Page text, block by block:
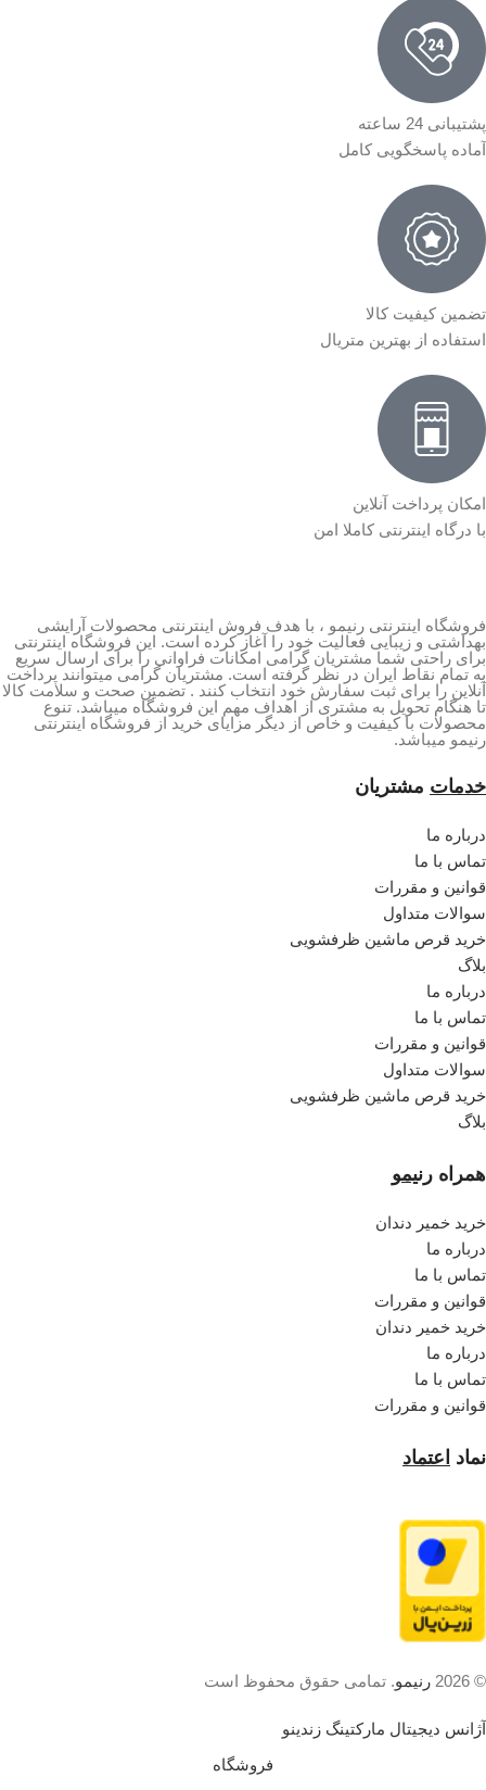
پشتیبانی 24 ساعته
آماده پاسخگویی کامل
تضمین کیفیت کالا
استفاده از بهترین متریال
امکان پرداخت آنلاین
با درگاه اینترنتی کاملا امن
فروشگاه اینترنتی رنیمو ، با هدف فروش اینترنتی محصولات آرایشی
بهداشتی و زیبایی فعالیت خود را آغاز کرده است. این فروشگاه اینترنتی
برای راحتی شما مشتریان گرامی امکانات فراوانی را برای ارسال سریع
به تمام نقاط ایران در نظر گرفته است. مشتریان گرامی میتوانند پرداخت
آنلاین را برای ثبت سفارش خود انتخاب کنند . تضمین صحت و سلامت کالا
تا هنگام تحویل به مشتری از اهداف مهم این فروشگاه میباشد. تنوع
محصولات با کیفیت و خاص از دیگر مزایای خرید از فروشگاه اینترنتی
رنیمو میباشد.
خدمات مشتریان
درباره ما
تماس با ما
قوانین و مقررات
سوالات متداول
خرید قرص ماشین ظرفشویی
بلاگ
درباره ما
تماس با ما
قوانین و مقررات
سوالات متداول
خرید قرص ماشین ظرفشویی
بلاگ
همراه رنیمو
خرید خمیر دندان
درباره ما
تماس با ما
قوانین و مقررات
خرید خمیر دندان
درباره ما
تماس با ما
قوانین و مقررات
نماد اعتماد
© 2026 رنیمو. تمامی حقوق محفوظ است
آژانس دیجیتال مارکتینگ زندینو
فروشگاه